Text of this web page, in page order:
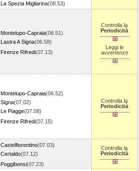
La Spezia Migliarina(08.53)
Montelupo-Capraia(06.51)
Lastra A Signa(06.58)
Firenze Rifredi(07.13)
Controlla la
Periodicità
Leggi le
avvertenze
Montelupo-Capraia(06.52)
Signa(07.02)
Le Piagge(07.08)
Firenze Rifredi(07.15)
Controlla la
Periodicità
Castelfiorentino(07.03)
Certaldo(07.12)
Poggibonsi(07.23)
Controlla la
Periodicità